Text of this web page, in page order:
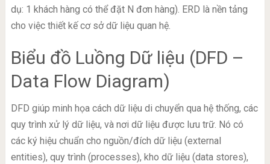
dụ: 1 khách hàng có thể đặt N đơn hàng). ERD là nền tảng
cho việc thiết kế cơ sở dữ liệu quan hệ.
Biểu đồ Luồng Dữ liệu (DFD –
Data Flow Diagram)
DFD giúp minh họa cách dữ liệu di chuyển qua hệ thống, các
quy trình xử lý dữ liệu, và nơi dữ liệu được lưu trữ. Nó có
các ký hiệu chuẩn cho nguồn/đích dữ liệu (external
entities), quy trình (processes), kho dữ liệu (data stores),